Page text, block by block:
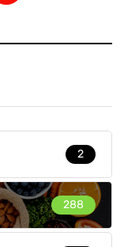
2
288